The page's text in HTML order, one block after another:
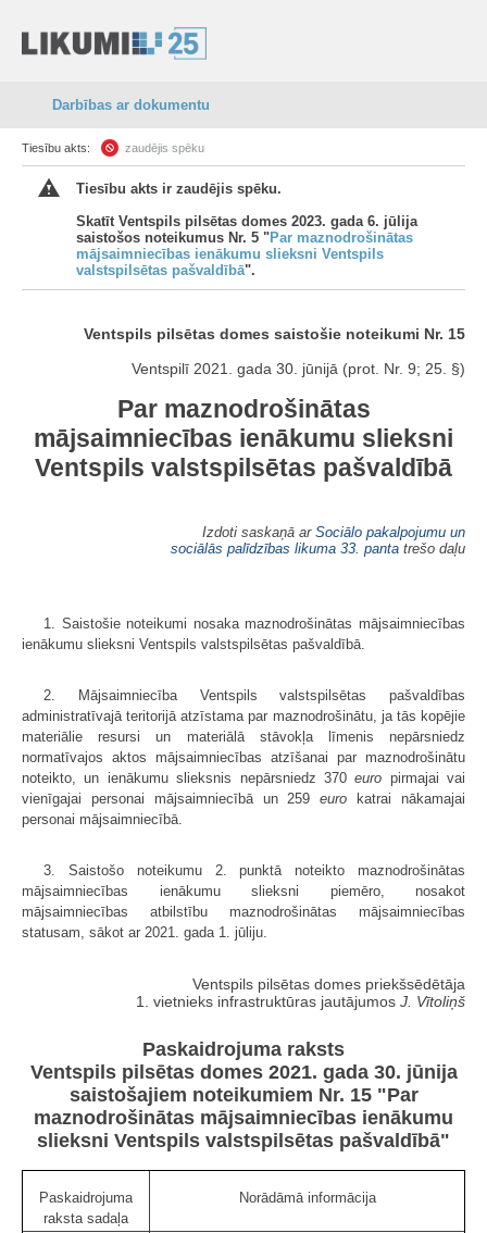
Darbības ar dokumentu
Tiesību akts: zaudējis spēku
Tiesību akts ir zaudējis spēku.
Skatīt Ventspils pilsētas domes 2023. gada 6. jūlija
saistošos noteikumus Nr. 5 "Par maznodrošinātas
mājsaimniecības ienākumu slieksni Ventspils
valstspilsētas pašvaldībā".
Ventspils pilsētas domes saistošie noteikumi Nr. 15
Ventspilī 2021. gada 30. jūnijā (prot. Nr. 9; 25. §)
Par maznodrošinātas
mājsaimniecības ienākumu slieksni
Ventspils valstspilsētas pašvaldībā
Izdoti saskaņā ar Sociālo pakalpojumu un
sociālās palīdzības likuma 33. panta trešo daļu
1. Saistošie noteikumi nosaka maznodrošinātas mājsaimniecības
ienākumu slieksni Ventspils valstspilsētas pašvaldībā.
2. Mājsaimniecība Ventspils valstspilsētas pašvaldības
administratīvajā teritorijā atzīstama par maznodrošinātu, ja tās kopējie
materiālie resursi un materiālā stāvokļa līmenis nepārsniedz
normatīvajos aktos mājsaimniecības atzīšanai par maznodrošinātu
noteikto, un ienākumu slieksnis nepārsniedz 370euro pirmajai vai
vienīgajai personai mājsaimniecībā un 259euro katrai nākamajai
personai mājsaimniecībā.
3. Saistošo noteikumu 2. punktā noteikto maznodrošinātas
mājsaimniecības ienākumu slieksni piemēro, nosakot
mājsaimniecības atbilstību maznodrošinātas mājsaimniecības
statusam, sākot ar 2021. gada 1. jūliju.
Ventspils pilsētas domes priekšsēdētāja
1. vietnieks infrastruktūras jautājumos J. Vītoliņš
Paskaidrojuma raksts
Ventspils pilsētas domes 2021. gada 30. jūnija
saistošajiem noteikumiem Nr. 15 "Par
maznodrošinātas mājsaimniecības ienākumu
slieksni Ventspils valstspilsētas pašvaldībā"
Paskaidrojuma
raksta sadaļa
Norādāmā informācija